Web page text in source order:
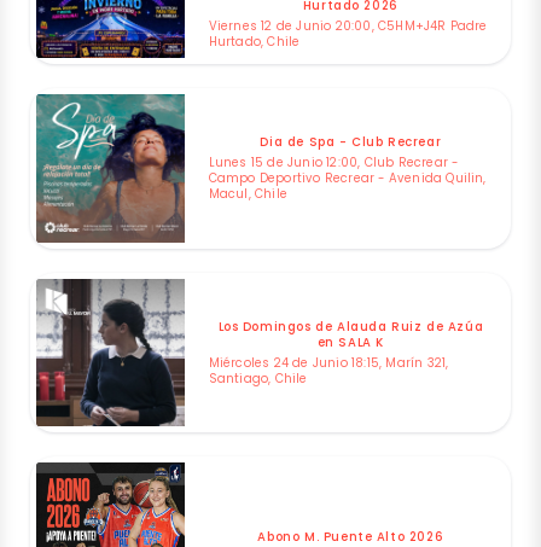
Hurtado 2026
Viernes 12 de Junio 20:00, C5HM+J4R Padre
Hurtado, Chile
Dia de Spa - Club Recrear
Lunes 15 de Junio 12:00, Club Recrear -
Campo Deportivo Recrear - Avenida Quilin,
Macul, Chile
Los Domingos de Alauda Ruiz de Azúa
en SALA K
Miércoles 24 de Junio 18:15, Marín 321,
Santiago, Chile
Abono M. Puente Alto 2026